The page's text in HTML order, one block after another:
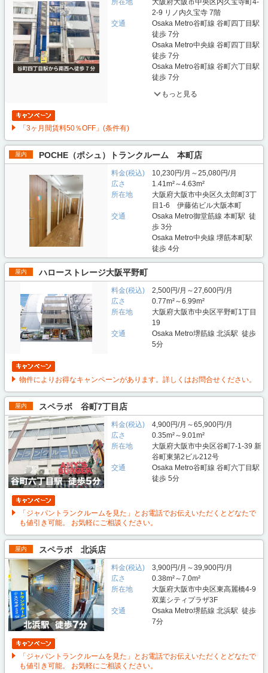
所在地
大阪府大阪市中央区内久宝寺町4-
2-9 リノ内久宝寺 7階
交通
Osaka Metro谷町線 谷町四丁目駅
徒歩 7分
Osaka Metro中央線 谷町四丁目駅
徒歩 7分
Osaka Metro谷町線 谷町六丁目駅
徒歩 7分
もっと見る
「3ヶ月間賃料50％OFF」(条件有)
屋内 POCHE（ポシュ）トランクルーム 本町店
料金(税込)
10,230円/月～25,080円/月
広さ
1.41m²～4.63m²
所在地
大阪府大阪市中央区久太郎町3丁
目1-6 伊藤佑ビル大阪本町
交通
Osaka Metro御堂筋線 本町駅 徒
歩 3分
Osaka Metro中央線 堺筋本町駅
徒歩 4分
屋内 ハローストレージ大阪平野町
料金(税込)
2,500円/月～27,600円/月
広さ
0.77m²～6.99m²
所在地
大阪府大阪市中央区平野町1丁目
19
交通
Osaka Metro堺筋線 北浜駅 徒歩
5分
物件によりお得なキャンペーンがあります。詳しくはお問合せください。
屋内 スペラボ 谷町7丁目店
料金(税込)
4,900円/月～65,900円/月
広さ
0.35m²～9.01m²
所在地
大阪府大阪市中央区谷町7-1-39 新
谷町東第2ビル212号
交通
Osaka Metro谷町線 谷町六丁目駅
徒歩 5分
「ジャパントランクルームを見た」とお電話でお伝えいただくとどなたで
も値引き可能。 お気軽にご相談ください。
屋内 スペラボ 北浜店
料金(税込)
3,900円/月～39,900円/月
広さ
0.38m²～7.0m²
所在地
大阪府大阪市中央区東高麗橋4-9
双葉シティプラザ3F
交通
Osaka Metro堺筋線 北浜駅 徒歩
7分
「ジャパントランクルームを見た」とお電話でお伝えいただくとどなたで
も値引き可能。 お気軽にご相談ください。